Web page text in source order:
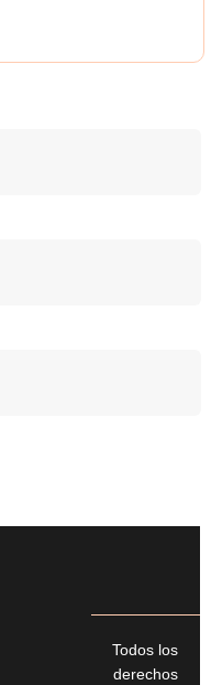
Todos los
derechos